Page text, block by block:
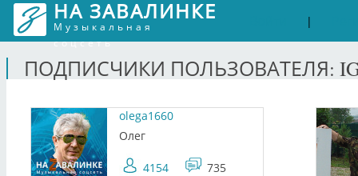
НА ЗАВАЛИНКЕ
Музыкальная
соцсеть
|
ПОДПИСЧИКИ ПОЛЬЗОВАТЕЛЯ:
olega1660
Олег
4154 735